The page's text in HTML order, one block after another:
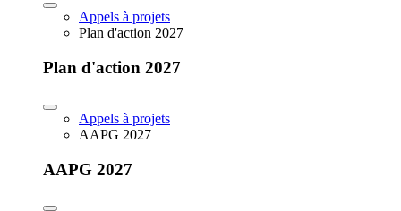
Appels à projets
Plan d'action 2027
Plan d'action 2027
Appels à projets
AAPG 2027
AAPG 2027